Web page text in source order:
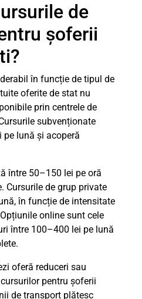
de
șoferii
în funcție de tipul de
oferite de stat nu
prin centrele de
subvenționate
lună și acoperă
între 50–150 lei pe oră
Cursurile de grup private
în funcție de intensitate
online sunt cele
între 100–400 lei pe lună
oferă reduceri sau
pentru șoferii
de transport plătesc